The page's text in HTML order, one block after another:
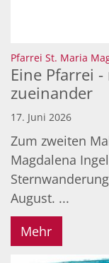
Pfarrei St. Maria
Eine Pfarrei
zueinander
17. Juni 2026
Zum zweiten
Magdalena
August. ...
Mehr